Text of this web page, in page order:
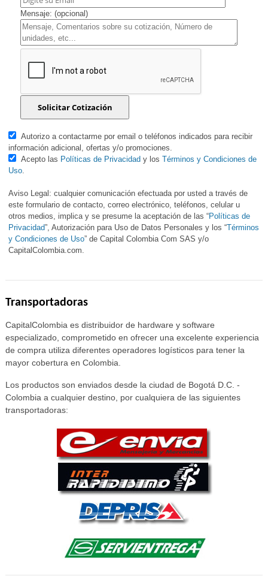
Mensaje: (opcional)
Autorizo a contactarme por email o teléfonos indicados para recibir
información adicional, ofertas y/o promociones.
Acepto las Políticas de Privacidad y losTérminos y Condiciones de
Uso.
Aviso Legal: cualquier comunicación efectuada por usted a través de
este formulario de contacto, correo electrónico, teléfonos, celular u
otros medios, implica y se presume la aceptación de las “Políticas de
Privacidad”, Autorización para Uso de Datos Personales y los “Términos
y Condiciones de Uso” de Capital Colombia Com SAS y/o
CapitalColombia.com.
Transportadoras
CapitalColombia es distribuidor de hardware y software
especializado, comprometido en ofrecer una excelente experiencia
de compra utiliza diferentes operadores logísticos para tener la
mayor cobertura en Colombia.
Los productos son enviados desde la ciudad de Bogotá D.C. -
Colombia a cualquier destino, por cualquiera de las siguientes
transportadoras: